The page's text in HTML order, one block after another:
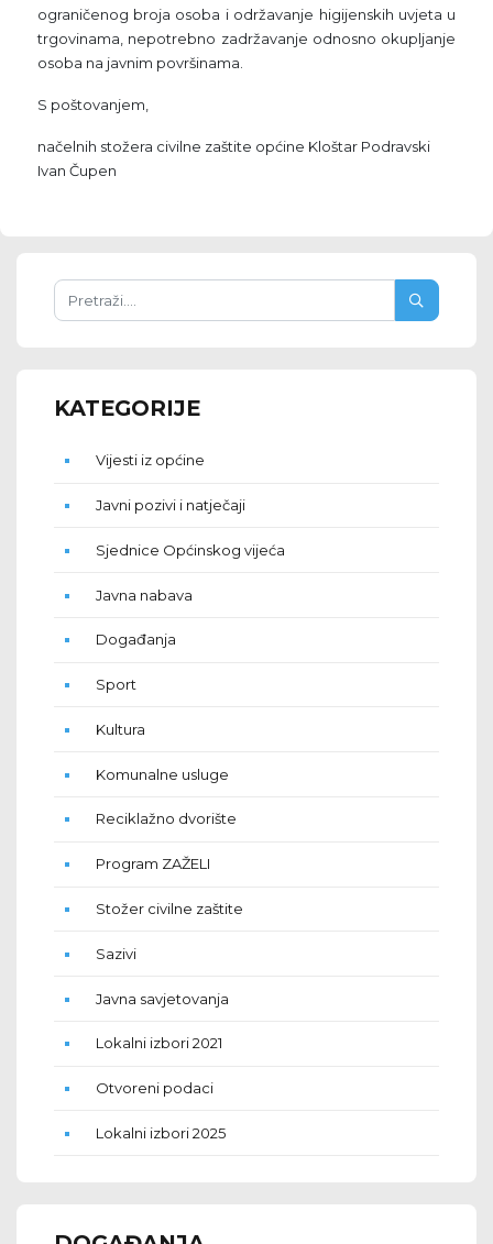
ograničenog broja osoba i održavanje higijenskih uvjeta u
trgovinama, nepotrebno zadržavanje odnosno okupljanje
osoba na javnim površinama.
S poštovanjem,
načelnih stožera civilne zaštite općine Kloštar Podravski
Ivan Čupen
KATEGORIJE
Vijesti iz općine
Javni pozivi i natječaji
Sjednice Općinskog vijeća
Javna nabava
Događanja
Sport
Kultura
Komunalne usluge
Reciklažno dvorište
Program ZAŽELI
Stožer civilne zaštite
Sazivi
Javna savjetovanja
Lokalni izbori 2021
Otvoreni podaci
Lokalni izbori 2025